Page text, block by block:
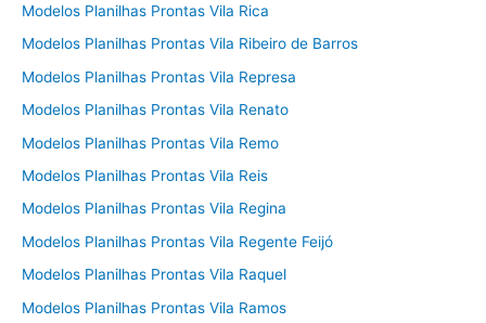
Modelos Planilhas Prontas Vila Rica
Modelos Planilhas Prontas Vila Ribeiro de Barros
Modelos Planilhas Prontas Vila Represa
Modelos Planilhas Prontas Vila Renato
Modelos Planilhas Prontas Vila Remo
Modelos Planilhas Prontas Vila Reis
Modelos Planilhas Prontas Vila Regina
Modelos Planilhas Prontas Vila Regente Feijó
Modelos Planilhas Prontas Vila Raquel
Modelos Planilhas Prontas Vila Ramos